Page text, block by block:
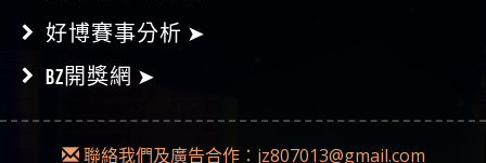
好博賽事分析 ➤
BZ開獎網 ➤
聯絡我們及廣告合作： jz807013@gmail.com